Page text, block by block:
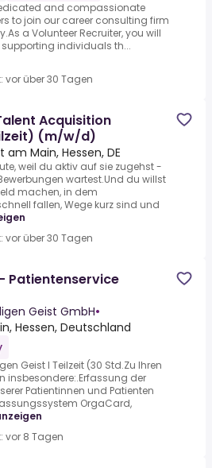
and compassionate
to join our career consulting firm
a Volunteer Recruiter, you will
individuals th...
vor über 30 Tagen
Acquisition
(m/w/d)
am Main, Hessen, DE
weil du aktiv auf sie zugehst -
wartest.Und du willst
machen, in dem
fallen, Wege kurz sind und
vor über 30 Tagen
Patientenservice
Geist GmbH•
Hessen, Deutschland
Geist l Teilzeit (30 Std.Zu Ihren
insbesondere:.Erfassung der
Patientinnen und Patienten
OrgaCard,
vor 8 Tagen